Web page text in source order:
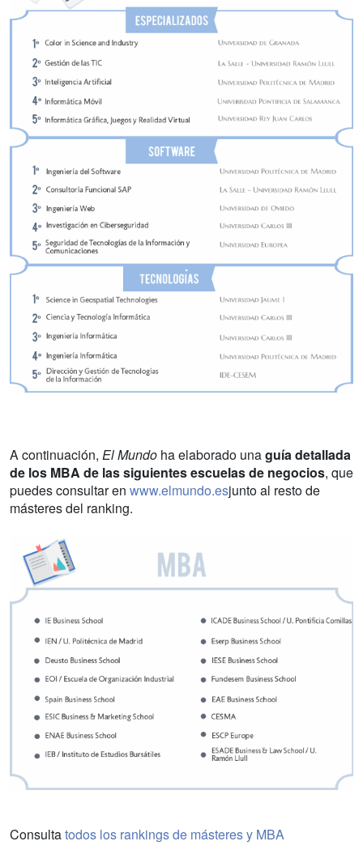
A continuación, El Mundo ha elaborado unaguía detallada
de los MBA de las siguientes escuelas de negocios, que
puedes consultar en www.elmundo.esjunto al resto de
másteres del ranking.
Consultatodos los rankings de másteres y MBA